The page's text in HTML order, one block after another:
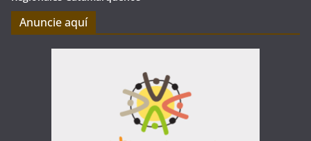
Anuncie aquí